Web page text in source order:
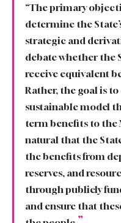
“The primary
determine the
strategic and
debate whether the
receive equivalent
Rather, the goal is
sustainable model
term benefits to the
natural that the
the benefits from
reserves, and
through publicly
and ensure that